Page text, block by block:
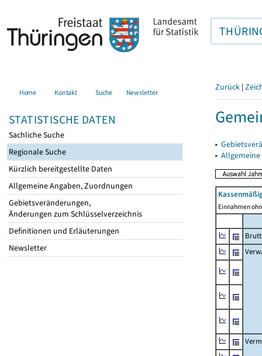
Home Kontakt Suche Newsletter
STATISTISCHE DATEN
Sachliche Suche
Regionale Suche
Kürzlich bereitgestellte Daten
Allgemeine Angaben, Zuordnungen
Gebietsveränderungen,
Änderungen zum Schlüsselverzeichnis
Definitionen und Erläuterungen
Newsletter
Zurück |
▸
▸
Einnahmen